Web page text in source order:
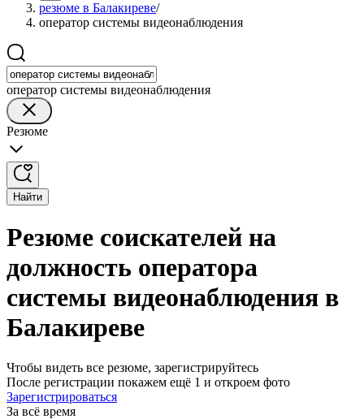
резюме в Балакиреве/
оператор системы видеонаблюдения
оператор системы видеонаблюдения
Резюме
Найти
Резюме соискателей на
должность оператора
системы видеонаблюдения в
Балакиреве
Чтобы видеть все резюме, зарегистрируйтесь
После регистрации покажем ещё 1 и откроем фото
Зарегистрироваться
За всё время